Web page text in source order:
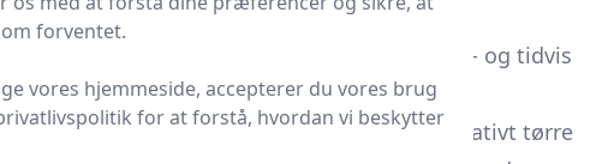
°C om natten, 50-60 mm nedbør.
10-15 °C, 3-6 °C om natten, 80-100 mm nedbør - og tidvis
behagelige forårsvejr: lune eftermiddage, relativt tørre
forventet.
vores hjemmeside, accepterer du vores brug
for at forstå, hvordan vi beskytter